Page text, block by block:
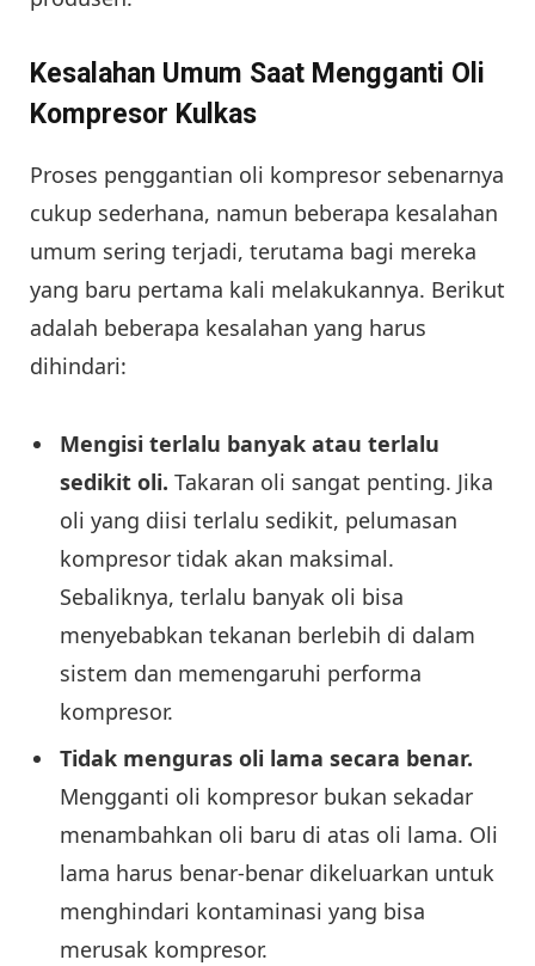
Kesalahan Umum Saat Mengganti Oli
Kompresor Kulkas
Proses penggantian oli kompresor sebenarnya
cukup sederhana, namun beberapa kesalahan
umum sering terjadi, terutama bagi mereka
yang baru pertama kali melakukannya. Berikut
adalah beberapa kesalahan yang harus
dihindari:
Mengisi terlalu banyak atau terlalu
sedikit oli. Takaran oli sangat penting. Jika
oli yang diisi terlalu sedikit, pelumasan
kompresor tidak akan maksimal.
Sebaliknya, terlalu banyak oli bisa
menyebabkan tekanan berlebih di dalam
sistem dan memengaruhi performa
kompresor.
Tidak menguras oli lama secara benar.
Mengganti oli kompresor bukan sekadar
menambahkan oli baru di atas oli lama. Oli
lama harus benar-benar dikeluarkan untuk
menghindari kontaminasi yang bisa
merusak kompresor.